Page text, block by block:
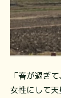
「春が過ぎ
女性にして